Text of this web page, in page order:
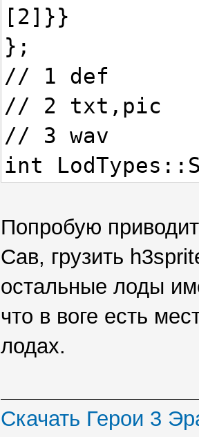
[2]}}
};
// 1 def
// 2 txt,pic
// 3 wav
int
};
Попробую
Сав, грузить
остальные лоды
что в воге есть
лодах.
Скачать Герои 3